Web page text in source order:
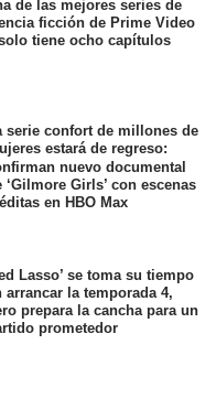
de las mejores series de
ficción de Prime Video
tiene ocho capítulos
serie confort de millones de
estará de regreso:
nuevo documental
‘Gilmore Girls’ con escenas
en HBO Max
Lasso’ se toma su tiempo
arrancar la temporada 4,
prepara la cancha para un
prometedor